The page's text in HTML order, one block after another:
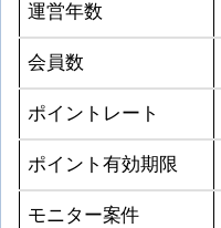
運営年数
会員数
ポイントレート
ポイント有効期限
モニター案件